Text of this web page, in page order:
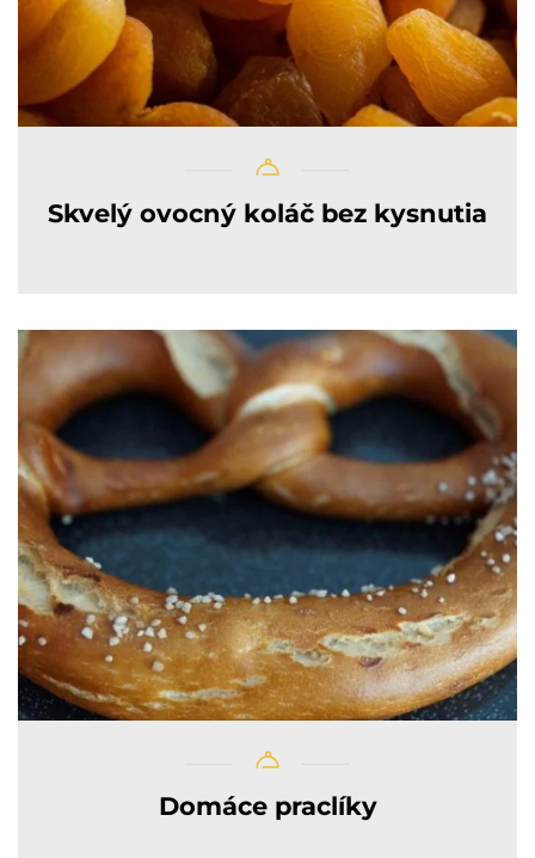
Skvelý ovocný koláč bez kysnutia
Domáce praclíky